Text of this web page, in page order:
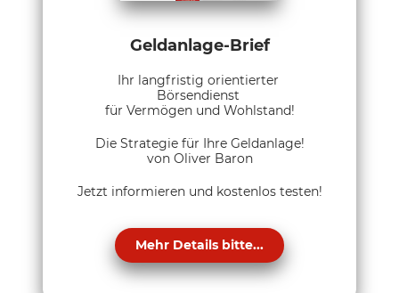
Geldanlage-Brief
Ihr langfristig orientierter
Börsendienst
für Vermögen und Wohlstand!
Die Strategie für Ihre Geldanlage!
von Oliver Baron
Jetzt informieren und kostenlos testen!
Mehr Details bitte...